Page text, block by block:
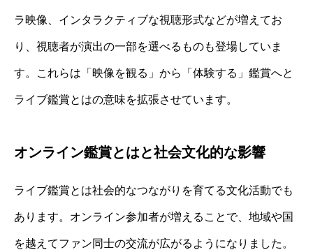
ラ映像、インタラクティブな視聴形式などが増えてお
り、視聴者が演出の一部を選べるものも登場していま
す。これらは「映像を観る」から「体験する」鑑賞へと
ライブ鑑賞とはの意味を拡張させています。
オンライン鑑賞とはと社会文化的な影響
ライブ鑑賞とは社会的なつながりを育てる文化活動でも
あります。オンライン参加者が増えることで、地域や国
を越えてファン同士の交流が広がるようになりました。